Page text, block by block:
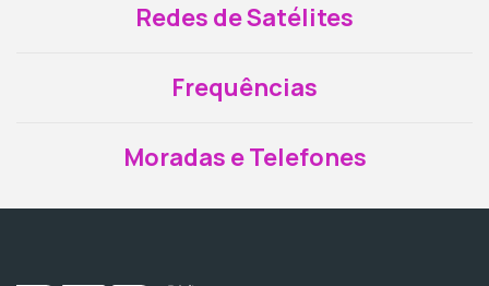
Redes de Satélites
Frequências
Moradas e Telefones